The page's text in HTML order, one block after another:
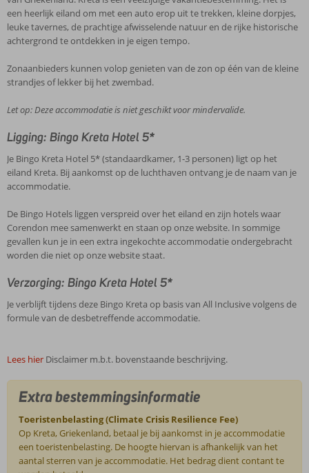
een heerlijk eiland om met een auto erop uit te trekken, kleine dorpjes,
leuke tavernes, de prachtige afwisselende natuur en de rijke historische
achtergrond te ontdekken in je eigen tempo.
Zonaanbieders kunnen volop genieten van de zon op één van de kleine
strandjes of lekker bij het zwembad.
Let op: Deze accommodatie is niet geschikt voor mindervalide.
Ligging: Bingo Kreta Hotel 5*
Je Bingo Kreta Hotel 5* (standaardkamer, 1-3 personen) ligt op het
eiland Kreta. Bij aankomst op de luchthaven ontvang je de naam van je
accommodatie.
De Bingo Hotels liggen verspreid over het eiland en zijn hotels waar
Corendon mee samenwerkt en staan op onze website. In sommige
gevallen kun je in een extra ingekochte accommodatie ondergebracht
worden die niet op onze website staat.
Verzorging: Bingo Kreta Hotel 5*
Je verblijft tijdens deze Bingo Kreta op basis van All Inclusive volgens de
formule van de desbetreffende accommodatie.
Lees hier Disclaimer m.b.t. bovenstaande beschrijving.
Extra bestemmingsinformatie
Toeristenbelasting (Climate Crisis Resilience Fee)
Op Kreta, Griekenland, betaal je bij aankomst in je accommodatie
een toeristenbelasting. De hoogte hiervan is afhankelijk van het
aantal sterren van je accommodatie. Het bedrag dient contant te